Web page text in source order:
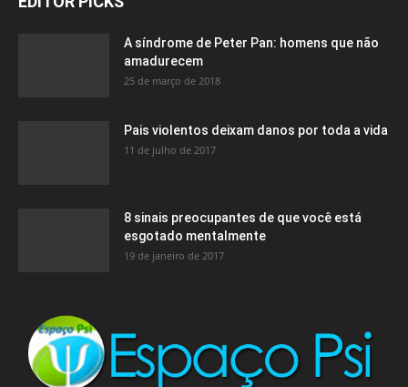
A síndrome de Peter Pan: homens que não
amadurecem
25 de março de 2018
Pais violentos deixam danos por toda a vida
11 de julho de 2017
8 sinais preocupantes de que você está
esgotado mentalmente
19 de janeiro de 2017